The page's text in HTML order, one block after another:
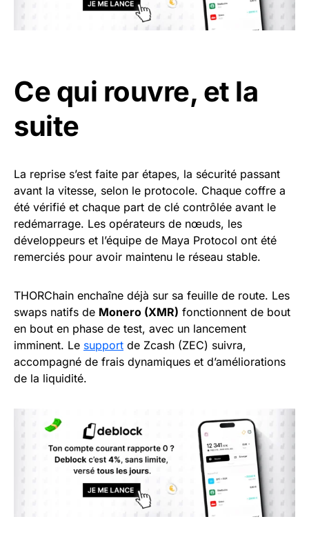
Ce qui rouvre, et la
suite
La reprise s’est faite par étapes, la sécurité passant
avant la vitesse, selon le protocole. Chaque coffre a
été vérifié et chaque part de clé contrôlée avant le
redémarrage. Les opérateurs de nœuds, les
développeurs et l’équipe de Maya Protocol ont été
remerciés pour avoir maintenu le réseau stable.
THORChain enchaîne déjà sur sa feuille de route. Les
swaps natifs de Monero (XMR) fonctionnent de bout
en bout en phase de test, avec un lancement
imminent. Le support de Zcash (ZEC) suivra,
accompagné de frais dynamiques et d’améliorations
de la liquidité.